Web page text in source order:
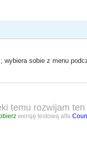
wybiera sobie z menu
temu rozwijam ten
wersję testową alfa